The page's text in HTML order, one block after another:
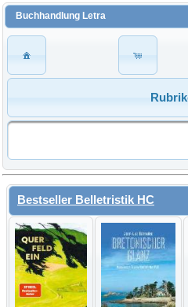
Buchhandlung Letra
Bestseller Belletristik HC